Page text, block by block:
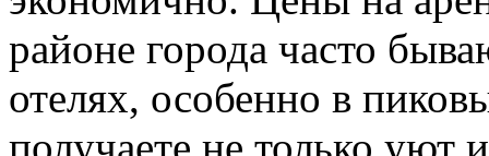
районе города часто
отелях, особенно в
получаете не только уют